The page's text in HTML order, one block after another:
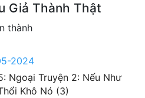
Giả Thành Thật
thành
2024
Ngoại Truyện 2: Nếu Như
Khô Nó (3)